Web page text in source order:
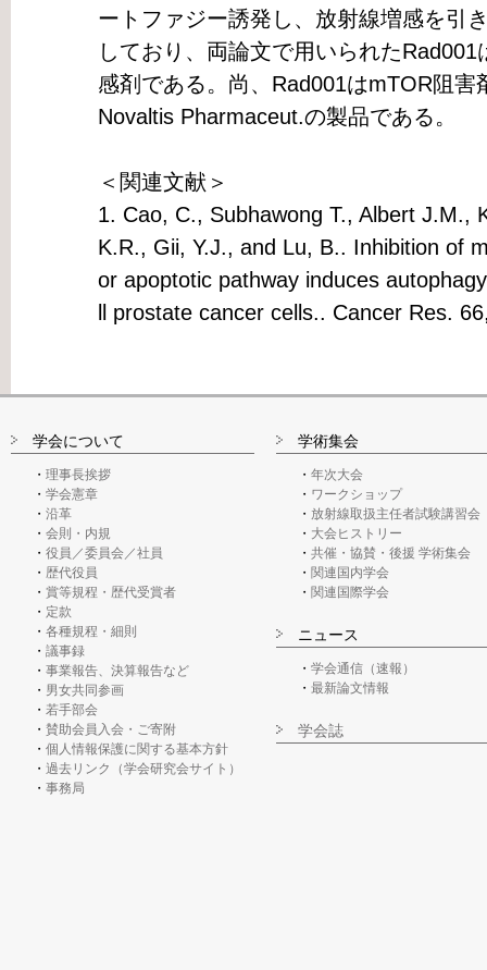
ートファジー誘発し、放射線増感を引
しており、両論文で用いられた
感剤である。尚、Rad001はmTOR阻
Novaltis Pharmaceut.の製品である。
＜関連文献＞
1. Cao, C., Subhawong T., Albert J.M.,
K.R., Gii, Y.J., and Lu, B.. Inhibition of
or apoptotic pathway induces
ll prostate cancer cells.. Cancer Res.
学会について
理事長挨拶
学会憲章
沿革
会則・内規
役員／委員会／社員
歴代役員
賞等規程・歴代受賞者
定款
各種規程・細則
議事録
事業報告、決算報告など
男女共同参画
若手部会
賛助会員入会・ご寄附
個人情報保護に関する基本方針
過去リンク（学会研究会サイト）
事務局
学術集会
年次大会
ワークショップ
放射線取扱主任者試験講習会
大会ヒストリー
共催・協賛・後援 学術集会
関連国内学会
関連国際学会
ニュース
学会通信（速報）
最新論文情報
学会誌